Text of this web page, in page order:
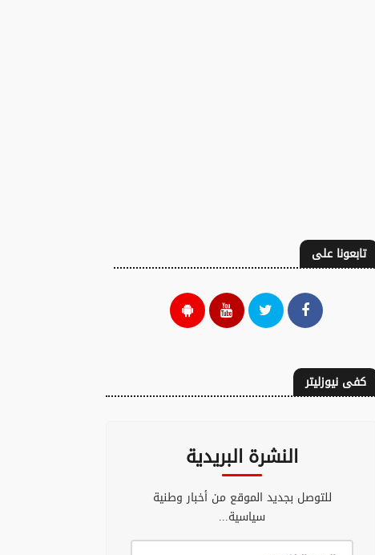
وفاة الممثلة كايلي
هوتل في حادث سير
جدة لامين جمال
تتحول إلى نجمة
إعلامية في إسبانيا
والمغرب
22 يوليوز 2026 - 20:49
تابعونا على
كفى نيوزليتر
النشرة البريدية
للتوصل بجديد الموقع من أخبار وطنية
سياسية...